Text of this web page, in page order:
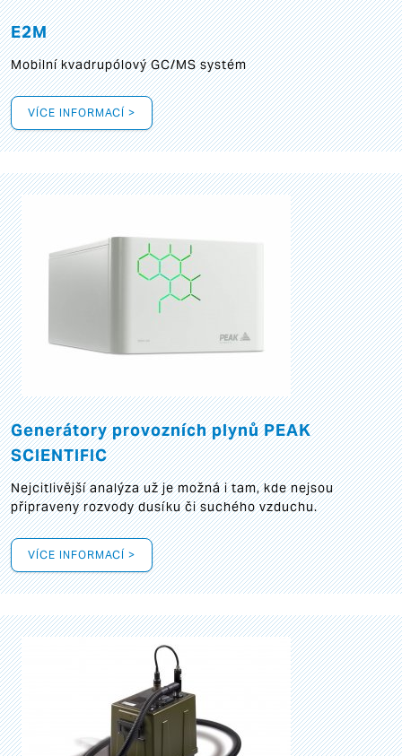
E2M
Mobilní kvadrupólový GC/MS systém
VÍCE INFORMACÍ >
Generátory provozních plynů PEAK
SCIENTIFIC
Nejcitlivější analýza už je možná i tam, kde nejsou
připraveny rozvody dusíku či suchého vzduchu.
VÍCE INFORMACÍ >